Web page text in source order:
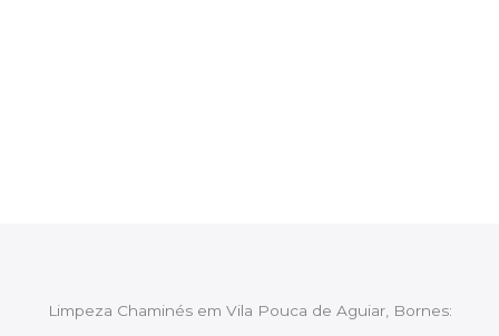
Limpeza Chaminés em Vila Pouca de Aguiar, Bornes: